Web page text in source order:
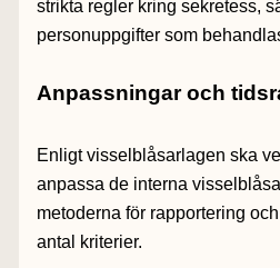
strikta regler kring sekretess,
personuppgifter som
Anpassningar och
Enligt visselblåsarlagen ska
anpassa de interna
metoderna för rapportering
antal kriterier.